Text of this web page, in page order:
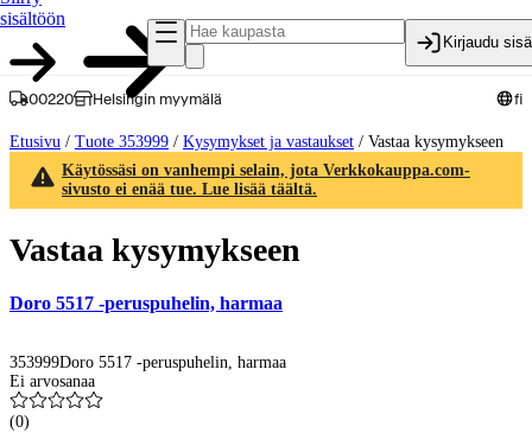
sisältöön
Kirjaudu
00220 Helsingin myymälä fi
Etusivu / Tuote 353999 / Kysymykset ja vastaukset / Vastaa kysymykseen
Käytössäsi on vanhempi selain, jota Verkkokauppa.com-
sivusto ei enää tue. Lue lisää täältä.
Vastaa kysymykseen
Doro 5517 -peruspuhelin, harmaa
353999Doro 5517 -peruspuhelin, harmaa
Ei arvosanaa
(0)